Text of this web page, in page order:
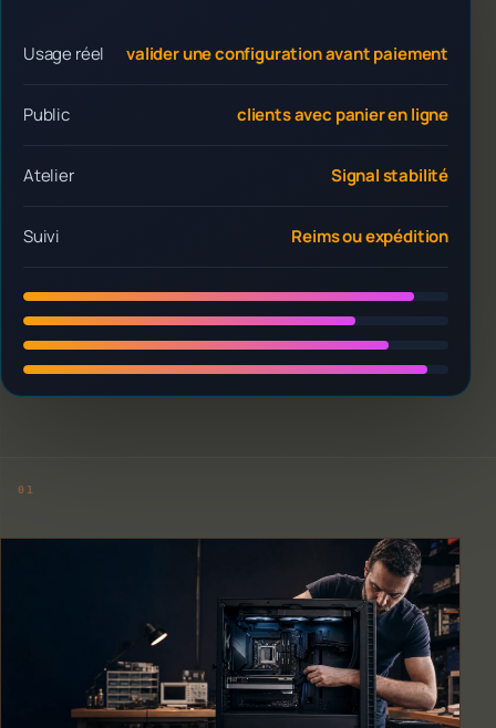
Usage réel valider une configuration avant paiement
Public clients avec panier en ligne
Atelier Signal stabilité
Suivi Reims ou expédition